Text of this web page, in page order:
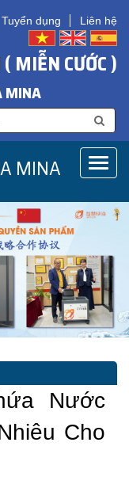
Tuyển dụng Liên hệ
MIỄN CƯỚC )
MINA
MINA
Nước
Cho